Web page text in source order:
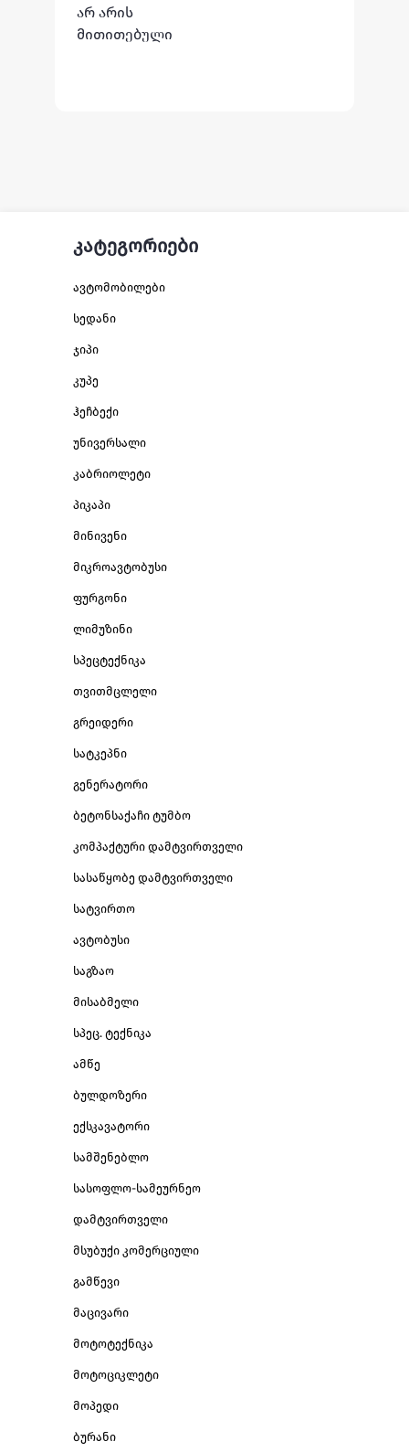
არ არის
მითითებული
კატეგორიები
ავტომობილები
სედანი
ჯიპი
კუპე
ჰეჩბექი
უნივერსალი
კაბრიოლეტი
პიკაპი
მინივენი
მიკროავტობუსი
ფურგონი
ლიმუზინი
სპეცტექნიკა
თვითმცლელი
გრეიდერი
სატკეპნი
გენერატორი
ბეტონსაქაჩი ტუმბო
კომპაქტური დამტვირთველი
სასაწყობე დამტვირთველი
სატვირთო
ავტობუსი
საგზაო
მისაბმელი
სპეც. ტექნიკა
ამწე
ბულდოზერი
ექსკავატორი
სამშენებლო
სასოფლო-სამეურნეო
დამტვირთველი
მსუბუქი კომერციული
გამწევი
მაცივარი
მოტოტექნიკა
მოტოციკლეტი
მოპედი
ბურანი